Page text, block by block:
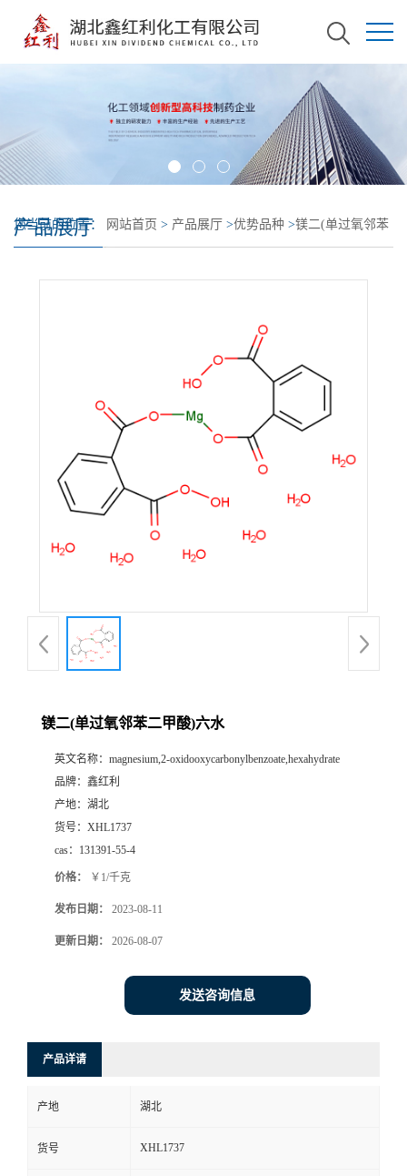
产品展厅
您当前的位置： 网站首页 > 产品展厅 >优势品种 >镁二(单过氧邻苯
镁二(单过氧邻苯二甲酸)六水
英文名称： magnesium,2-oxidooxycarbonylbenzoate,hexahydrate
品牌： 鑫红利
产地： 湖北
货号： XHL1737
cas： 131391-55-4
价格： ￥1/千克
发布日期： 2023-08-11
更新日期： 2026-08-07
发送咨询信息
产品详请
产地 湖北
货号 XHL1737